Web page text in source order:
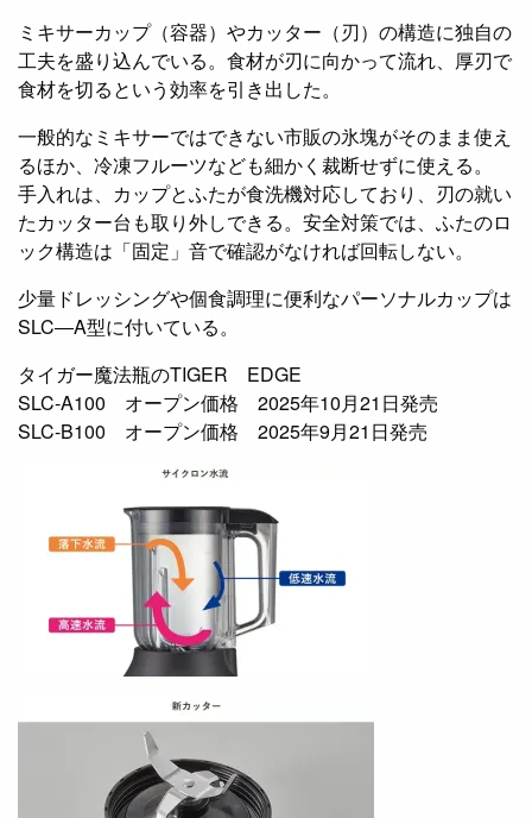
ミキサーカップ（容器）やカッター（刃）の構造に独自の
工夫を盛り込んでいる。食材が刃に向かって流れ、厚刃で
食材を切るという効率を引き出した。
一般的なミキサーではできない市販の氷塊がそのまま使え
るほか、冷凍フルーツなども細かく裁断せずに使える。
手入れは、カップとふたが食洗機対応しており、刃の就い
たカッター台も取り外しできる。安全対策では、ふたのロ
ック構造は「固定」音で確認がなければ回転しない。
少量ドレッシングや個食調理に便利なパーソナルカップは
SLC―A型に付いている。
タイガー魔法瓶のTIGER EDGE
SLC-A100 オープン価格 2025年10月21日発売
SLC-B100 オープン価格 2025年9月21日発売